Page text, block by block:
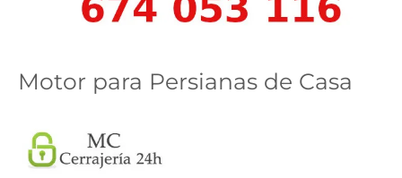
Motor para Persianas de Casa